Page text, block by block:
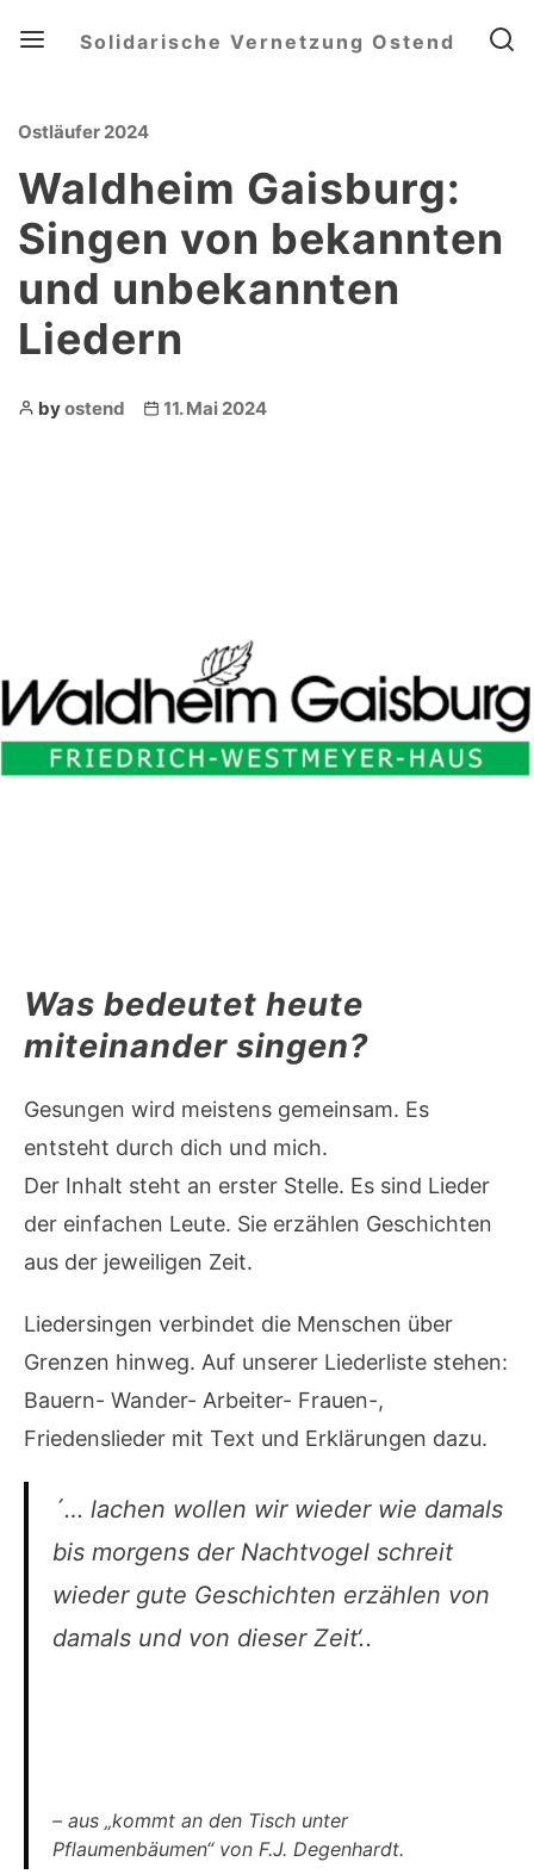
Menu Solidarische Vernetzung Ostend
Categories
Ostläufer 2024
Waldheim Gaisburg:
Singen von bekannten
und unbekannten
Liedern
Postbyostend
Post11. Mai 2024
Was bedeutet heute
miteinander singen?
Gesungen wird meistens gemeinsam. Es
entsteht durch dich und mich.
Der Inhalt steht an erster Stelle. Es sind Lieder
der einfachen Leute. Sie erzählen Geschichten
aus der jeweiligen Zeit.
Liedersingen verbindet die Menschen über
Grenzen hinweg. Auf unserer Liederliste stehen:
Bauern- Wander- Arbeiter- Frauen-,
Friedenslieder mit Text und Erklärungen dazu.
´… lachen wollen wir wieder wie damals
bis morgens der Nachtvogel schreit
wieder gute Geschichten erzählen von
damals und von dieser Zeit‘..
– aus „kommt an den Tisch unter
Pflaumenbäumen“ von F.J. Degenhardt.